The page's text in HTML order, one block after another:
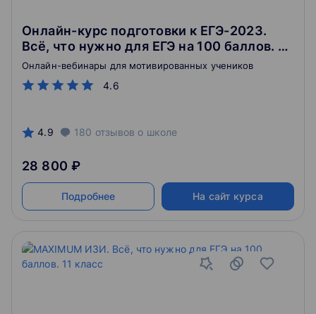
Онлайн-курс подготовки к ЕГЭ-2023.
Всё, что нужно для ЕГЭ на 100 баллов. 11
класс
4.6
Онлайн-вебинары для мотивированных учеников
4.9 180 отзывов о школе
28 800 ₽
Подробнее На сайт курса